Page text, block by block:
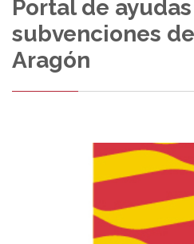
Portal de
subvenciones
Aragón